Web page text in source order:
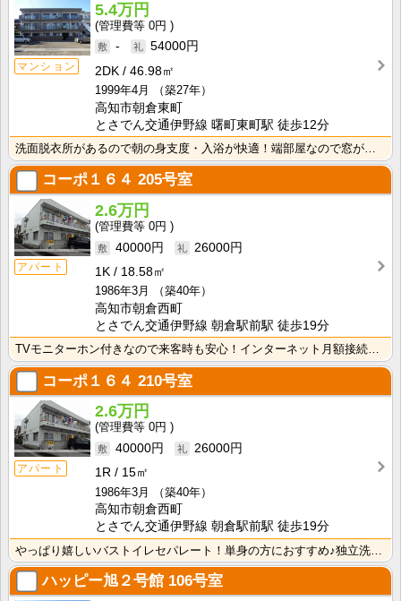
マンション
5.4万円
0円
-
54000円
2DK
46.98㎡
1999年4月
（築27年）
高知市朝倉東町
とさでん交通伊野線 曙町東町駅 徒歩12分
コーポ１６４ 205号室
アパート
2.6万円
0円
40000円
26000円
1K
18.58㎡
1986年3月
（築40年）
高知市朝倉西町
とさでん交通伊野線 朝倉駅前駅 徒歩19分
コーポ１６４ 210号室
アパート
2.6万円
0円
40000円
26000円
1R
15㎡
1986年3月
（築40年）
高知市朝倉西町
とさでん交通伊野線 朝倉駅前駅 徒歩19分
ハッピー旭２号館 106号室